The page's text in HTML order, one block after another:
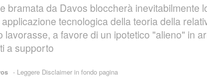
bramata da Davos bloccherà inevitabilmente
tecnologica della teoria della
a favore di un ipotetico "alieno" in
a supporto
- Leggere Disclaimer in fondo pagina